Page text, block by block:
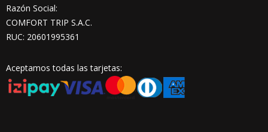
Razón Social:
COMFORT TRIP S.A.C.
RUC: 20601995361
Aceptamos todas las tarjetas: